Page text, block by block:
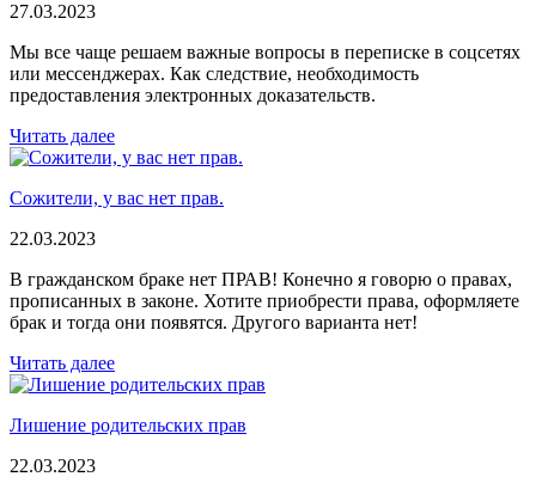
27.03.2023
Мы все чаще решаем важные вопросы в переписке в соцсетях
или мессенджерах. Как следствие, необходимость
предоставления электронных доказательств.
Читать далее
Сожители, у вас нет прав.
22.03.2023
В гражданском браке нет ПРАВ! Конечно я говорю о правах,
прописанных в законе. Хотите приобрести права, оформляете
брак и тогда они появятся. Другого варианта нет!
Читать далее
Лишение родительских прав
22.03.2023